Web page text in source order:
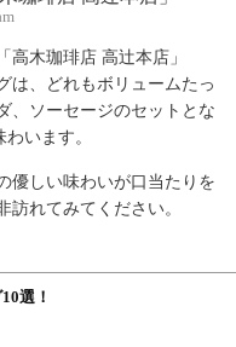
木珈琲店 高辻本店」
は、どれもボリュームたっ
、ソーセージのセットとな
います。
優しい味わいが口当たりを
れてみてください。
選！